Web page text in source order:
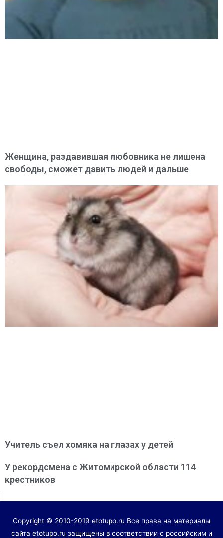
Женщина, раздавившая любовника не лишена
свободы, сможет давить людей и дальше
Учитель съел хомяка на глазах у детей
У рекордсмена с Житомирской области 114
крестников
Copyright © 2010-2019 etotupo.ru Все права на материалы
сайта etotupo.ru защищены в соответствии с российским и